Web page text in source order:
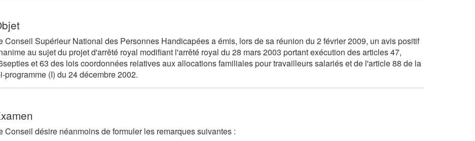
Conseil Supérieur National des Personnes Handicapées a émis, lors de sa réunion du 2 février 2009, un avis positif
au sujet du projet d'arrêté royal modifiant l'arrêté royal du 28 mars 2003 portant exécution des articles 47,
et 63 des lois coordonnées relatives aux allocations familiales pour travailleurs salariés et de l'article 88 de la
programme (I) du 24 décembre 2002.
Conseil désire néanmoins de formuler les remarques suivantes :